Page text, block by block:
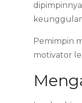
Pemimpin
motivator